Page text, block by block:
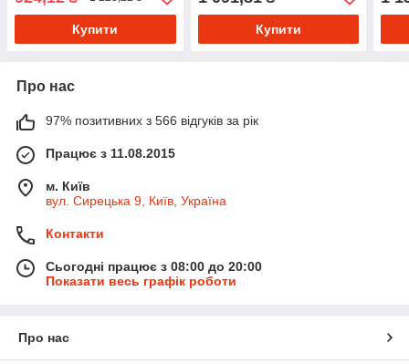
Купити Купити
Про нас
97% позитивних з 566 відгуків за рік
Працює з 11.08.2015
м. Київ
вул. Сирецька 9, Київ, Україна
Контакти
Сьогодні працює з 08:00 до 20:00
Показати весь графік роботи
Про нас